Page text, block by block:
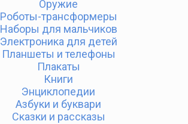
Оружие
Роботы-трансформеры
Наборы для мальчиков
Электроника для детей
Планшеты и телефоны
Плакаты
Книги
Энциклопедии
Азбуки и буквари
Сказки и рассказы